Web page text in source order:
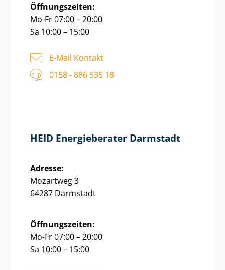
Öffnungszeiten:
Mo-Fr 07:00 – 20:00
Sa 10:00 – 15:00
E-Mail Kontakt
0158 - 886 535 18
HEID Energieberater Darmstadt
Adresse:
Mozartweg 3
64287 Darmstadt
Öffnungszeiten:
Mo-Fr 07:00 – 20:00
Sa 10:00 – 15:00